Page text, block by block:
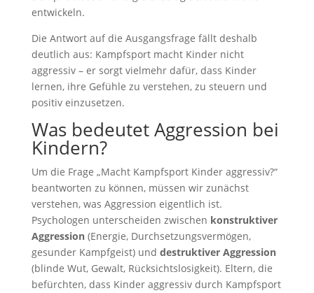
entwickeln.
Die Antwort auf die Ausgangsfrage fällt deshalb
deutlich aus: Kampfsport macht Kinder nicht
aggressiv – er sorgt vielmehr dafür, dass Kinder
lernen, ihre Gefühle zu verstehen, zu steuern und
positiv einzusetzen.
Was bedeutet Aggression bei
Kindern?
Um die Frage „Macht Kampfsport Kinder aggressiv?“
beantworten zu können, müssen wir zunächst
verstehen, was Aggression eigentlich ist.
Psychologen unterscheiden zwischen konstruktiver
Aggression(Energie, Durchsetzungsvermögen,
gesunder Kampfgeist) und destruktiver Aggression
(blinde Wut, Gewalt, Rücksichtslosigkeit). Eltern, die
befürchten, dass Kinder aggressiv durch Kampfsport